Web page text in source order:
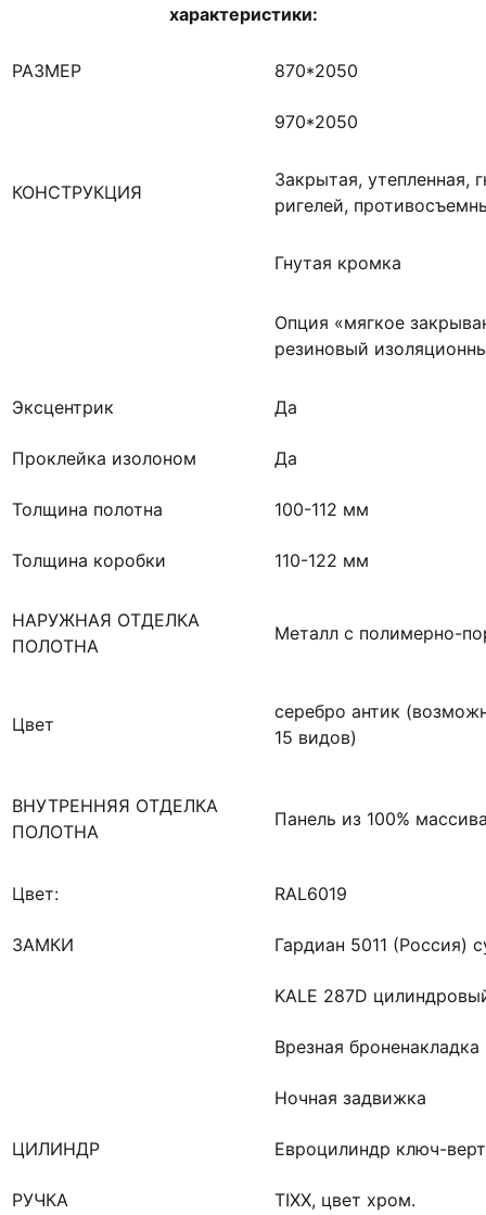
характеристики:
РАЗМЕР 870*2050
970*2050
КОНСТРУКЦИЯ
Закрытая, утепленная,
ригелей,
Гнутая кромка
Опция «мягкое
резиновый
Эксцентрик Да
Проклейка изолоном Да
Толщина полотна 100-112 мм
Толщина коробки 110-122 мм
НАРУЖНАЯ ОТДЕЛКА
ПОЛОТНА
Металл с полимерно-
Цвет
серебро антик
15 видов)
ВНУТРЕННЯЯ ОТДЕЛКА
ПОЛОТНА
Панель из 100%
Цвет: RAL6019
ЗАМКИ Гардиан 5011 (Россия)
KALE 287D
Врезная броненакладка
Ночная задвижка
ЦИЛИНДР Евроцилиндр ключ-
РУЧКА TIXX, цвет хром.